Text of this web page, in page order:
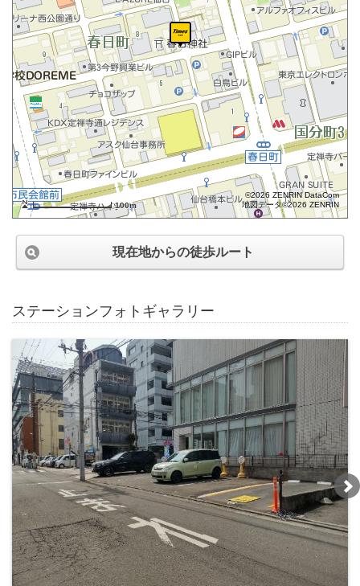
100m
©2026 ZENRIN DataCom
地図データ©2026 ZENRIN
現在地からの徒歩ルート
ステーションフォトギャラリー